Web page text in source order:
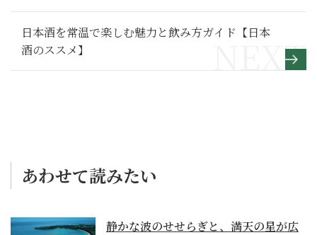
紹介【百人一首入門】
日本酒を常温で楽しむ魅力と飲み方ガイド【日本
酒のススメ】
あわせて読みたい
静かな波のせせらぎと、満天の星が広